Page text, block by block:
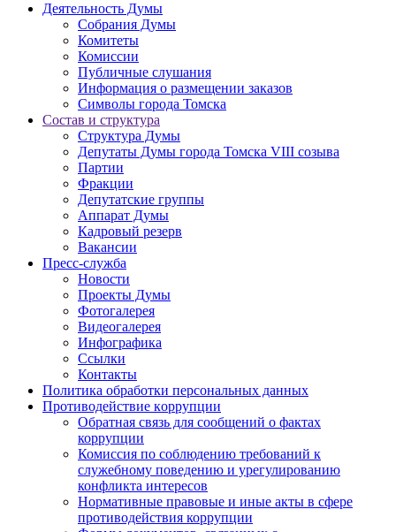
Деятельность Думы
Собрания Думы
Комитеты
Комиссии
Публичные слушания
Информация о размещении заказов
Символы города Томска
Состав и структура
Структура Думы
Депутаты Думы города Томска VIII созыва
Партии
Фракции
Депутатские группы
Аппарат Думы
Кадровый резерв
Вакансии
Пресс-служба
Новости
Проекты Думы
Фотогалерея
Видеогалерея
Инфографика
Ссылки
Контакты
Политика обработки персональных данных
Прoтивoдeйствие кoрpупции
Обратная связь для сообщений о фактах
коррупции
Комиссия по соблюдению требований к
служебному поведению и урегулированию
конфликта интересов
Нормативные правовые и иные акты в сфере
противодействия коррупции